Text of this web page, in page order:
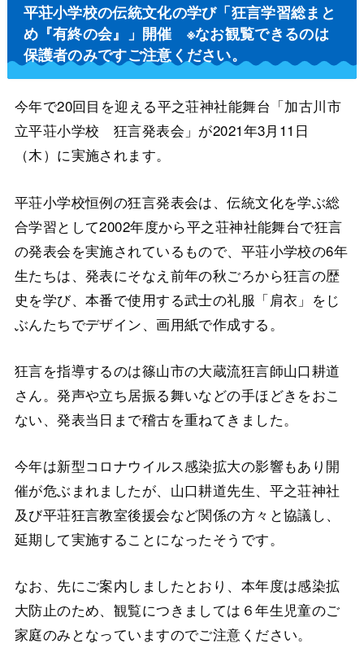
平荘小学校の伝統文化の学び「狂言学習総まと
め『有終の会』」開催 ※なお観覧できるのは
保護者のみですご注意ください。
今年で20回目を迎える平之荘神社能舞台「加古川市
立平荘小学校 狂言発表会」が2021年3月11日
（木）に実施されます。
平荘小学校恒例の狂言発表会は、伝統文化を学ぶ総
合学習として2002年度から平之荘神社能舞台で狂言
の発表会を実施されているもので、平荘小学校の6年
生たちは、発表にそなえ前年の秋ごろから狂言の歴
史を学び、本番で使用する武士の礼服「肩衣」をじ
ぶんたちでデザイン、画用紙で作成する。
狂言を指導するのは篠山市の大蔵流狂言師山口耕道
さん。発声や立ち居振る舞いなどの手ほどきをおこ
ない、発表当日まで稽古を重ねてきました。
今年は新型コロナウイルス感染拡大の影響もあり開
催が危ぶまれましたが、山口耕道先生、平之荘神社
及び平荘狂言教室後援会など関係の方々と協議し、
延期して実施することになったそうです。
なお、先にご案内しましたとおり、本年度は感染拡
大防止のため、観覧につきましては６年生児童のご
家庭のみとなっていますのでご注意ください。